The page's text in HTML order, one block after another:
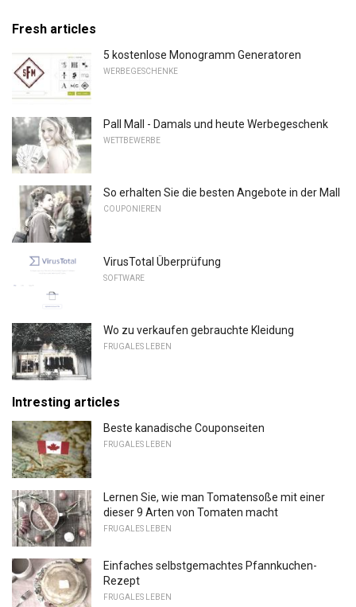
Fresh articles
5 kostenlose Monogramm Generatoren
WERBEGESCHENKE
Pall Mall - Damals und heute Werbegeschenk
WETTBEWERBE
So erhalten Sie die besten Angebote in der Mall
COUPONIEREN
VirusTotal Überprüfung
SOFTWARE
Wo zu verkaufen gebrauchte Kleidung
FRUGALES LEBEN
Intresting articles
Beste kanadische Couponseiten
FRUGALES LEBEN
Lernen Sie, wie man Tomatensoße mit einer
dieser 9 Arten von Tomaten macht
FRUGALES LEBEN
Einfaches selbstgemachtes Pfannkuchen-
Rezept
FRUGALES LEBEN